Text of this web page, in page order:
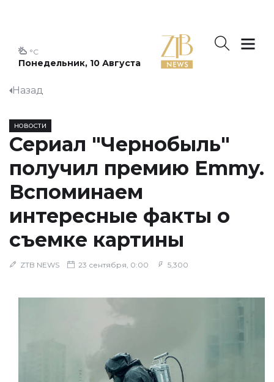
Понедельник, 10 Августа
°C
Назад
НОВОСТИ
Сериал "Чернобыль"
получил премию Emmy.
Вспоминаем
интересные факты о
съемке картины
ZTB NEWS 23 сентября, 0:00 5,300